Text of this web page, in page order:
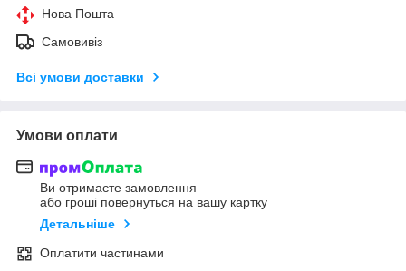
Нова Пошта
Самовивіз
Всі умови доставки
Умови оплати
Ви отримаєте замовлення
або гроші повернуться на вашу картку
Детальніше
Оплатити частинами